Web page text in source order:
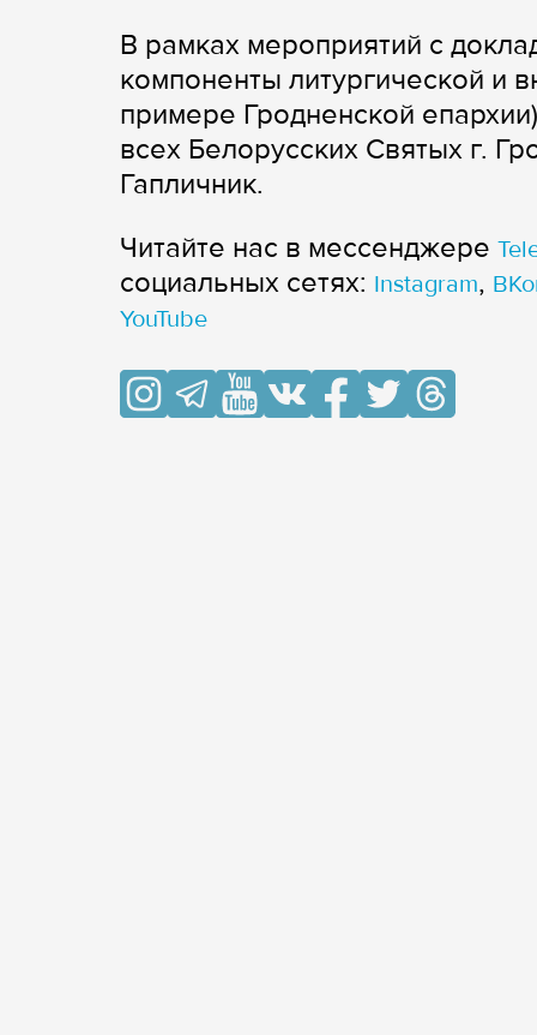
В рамках мероприятий с
компоненты литургической и
примере Гродненской
всех Белорусских Святых г.
Гапличник.
Читайте нас в мессенджере
cоциальных сетях: Instagram,
YouTube